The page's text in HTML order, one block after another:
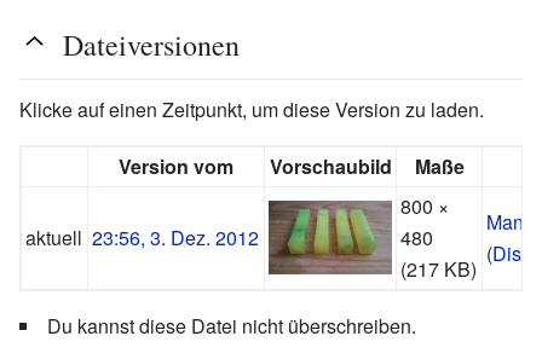
Dateiversionen
Klicke auf einen Zeitpunkt, um diese Version zu laden.
Version vom Vorschaubild Maße
aktuell 23:56, 3. Dez. 2012
800 ×
480
(217 KB)
(
Du kannst diese Datei nicht überschreiben.